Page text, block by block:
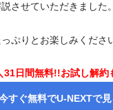
させていただきました。
ぷりとお楽しみくださ
31日間無料!!お試し解約
すぐ無料でU-NEXTで見